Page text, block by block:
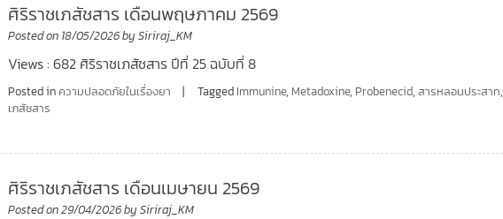
ศิริราชเภสัชสาร เดือนพฤษภาคม 2569
Posted on 18/05/2026by Siriraj_KM
Views : 682 ศิริราชเภสัชสาร ปีที่ 25 ฉบับที่ 8
Posted in ความปลอดภัยในเรื่องยา Tagged Immunine, Metadoxine, Probenecid, สารหลอนประสาท,
เภสัชสาร
ศิริราชเภสัชสาร เดือนเมษายน 2569
Posted on29/04/2026by Siriraj_KM